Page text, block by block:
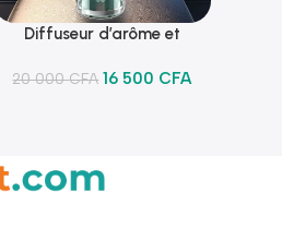
Ajouter Au Panier
Diffuseur d’arôme et
20 000CFA 16 500 CFA